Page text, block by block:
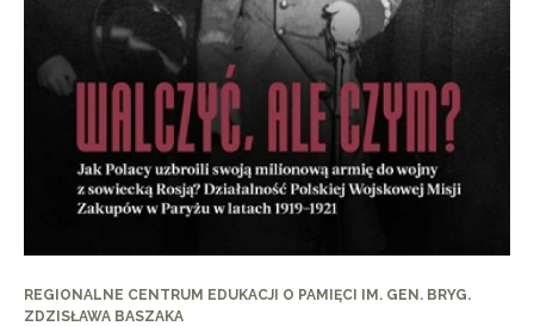
REGIONALNE CENTRUM EDUKACJI O PAMIĘCI IM. GEN. BRYG.
ZDZISŁAWA BASZAKA